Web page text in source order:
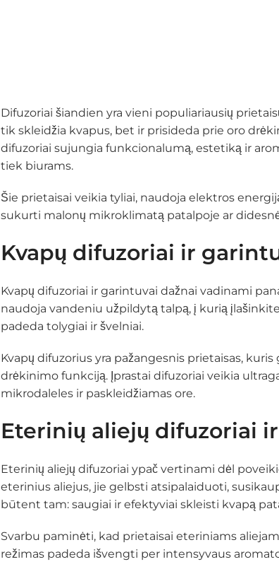
Difuzoriai šiandien yra vieni populiariausių
tik skleidžia kvapus, bet ir prisideda prie oro
difuzoriai sujungia funkcionalumą, estetiką ir
tiek biurams.
Šie prietaisai veikia tyliai, naudoja elektros
sukurti malonų mikroklimatą patalpoje ar
Kvapų difuzoriai ir
Kvapų difuzoriai ir garintuvai dažnai vadinami
naudoja vandeniu užpildytą talpą, į kurią
padeda tolygiai ir švelniai.
Kvapų difuzorius yra pažangesnis prietaisas,
drėkinimo funkciją. Įprastai difuzoriai veikia
mikrodaleles ir paskleidžiamas ore.
Eterinių aliejų difuzoriai
Eterinių aliejų difuzoriai ypač vertinami dėl
eterinius aliejus, jie gelbsti atsipalaiduoti,
būtent tam: saugiai ir efektyviai skleisti kvapą
Svarbu paminėti, kad prietaisai eteriniams
režimas padeda išvengti per intensyvaus